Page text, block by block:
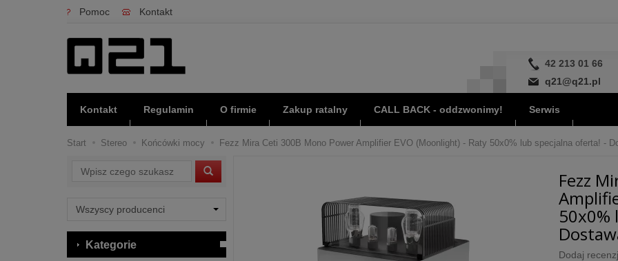
Pomoc Kontakt
42 213 01 66
q21@q21.pl
Kontakt Regulamin O firmie Zakup ratalny CALL BACK - oddzwonimy! Serwis
Start Stereo Końcówki mocy Fezz Mira Ceti 300B Mono Power Amplifier EVO (Moonlight) - Raty 50x0% lub specjalna oferta! -
Fezz
50x0%
Dodaj
Wyszukaj
Kategorie